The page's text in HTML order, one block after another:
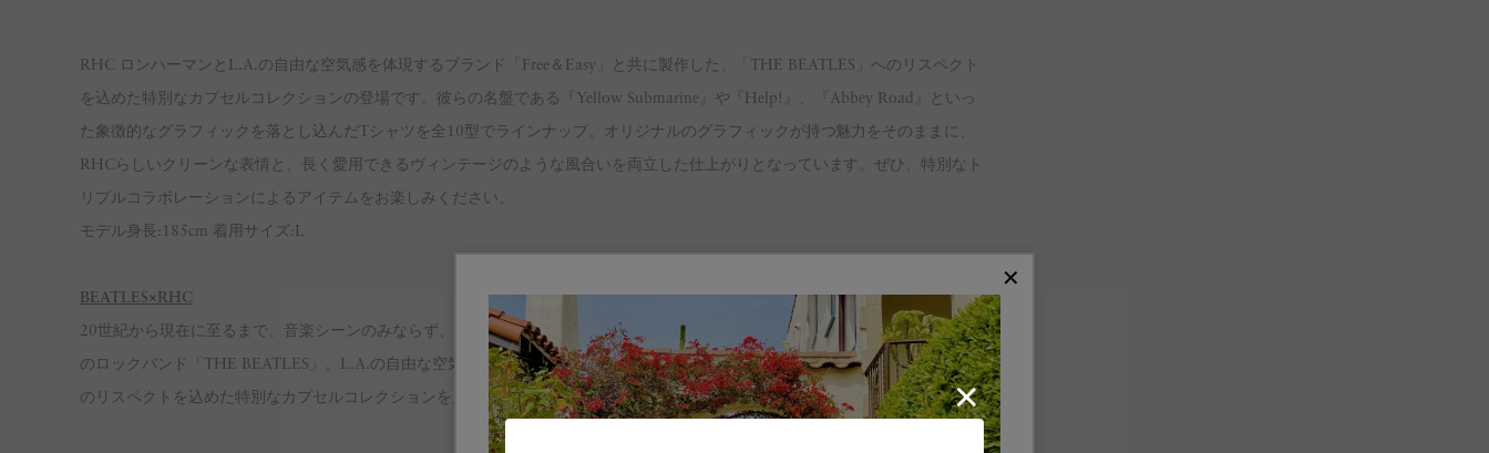
RHC ロンハーマンとL.A.の自由な空気感を体現するブランド「Free＆Easy」と共に製作した、「THE BEATLES」へのリスペクト
を込めた特別なカプセルコレクションの登場です。彼らの名盤である『Yellow Submarine』や『Help!』、『Abbey Road』といっ
た象徴的なグラフィックを落とし込んだTシャツを全10型でラインナップ。オリジナルのグラフィックが持つ魅力をそのままに、
RHCらしいクリーンな表情と、長く愛用できるヴィンテージのような風合いを両立した仕上がりとなっています。ぜひ、特別なト
リプルコラボレーションによるアイテムをお楽しみください。
モデル身長:185cm 着用サイズ:L
BEATLES×RHC
20世紀から現在に至るまで、音楽シーンのみならず、アート、ファッションと、多方面で多大な影響を与え続けてきた、史上最高
のロックバンド「THE BEATLES」。L.A.の自由な空気感を体現するブランド「Free & Easy」と共に制作した、THE BEATLESへ
のリスペクトを込めた特別なカプセルコレクションを展開します。